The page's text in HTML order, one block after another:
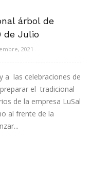
árbol de
de Julio
2021
a las celebraciones de
el tradicional
de la empresa LuSal
al frente de la